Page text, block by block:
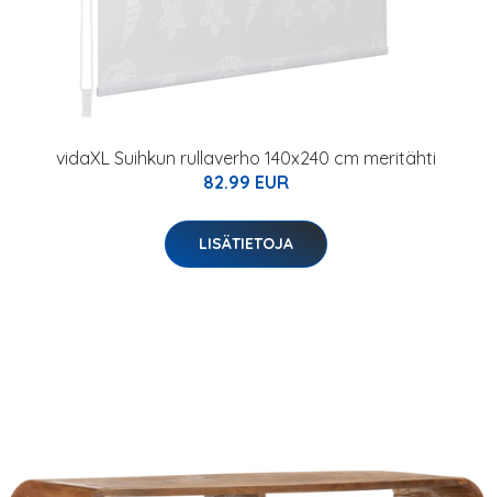
vidaXL Suihkun rullaverho 140x240 cm meritähti
82.99 EUR
LISÄTIETOJA